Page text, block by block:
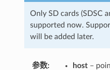
Only SD cards (SDSC
supported now.
will be added later.
参数 host–